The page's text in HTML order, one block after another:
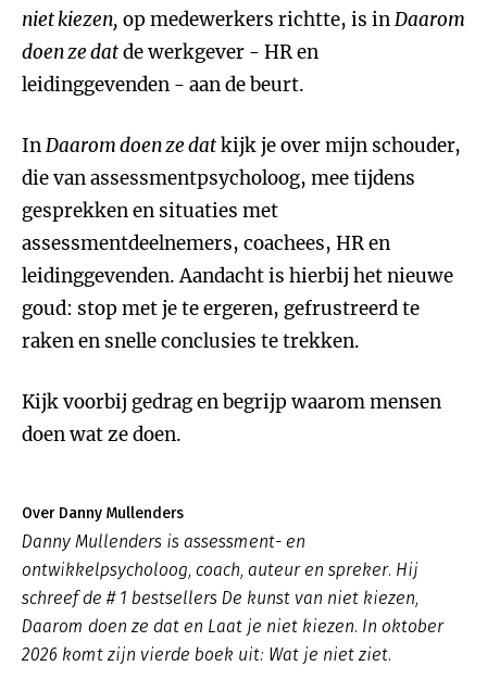
niet kiezen, op medewerkers richtte, is inDaarom
doen ze datde werkgever - HR en
leidinggevenden - aan de beurt.
InDaarom doen ze datkijk je over mijn schouder,
die van assessmentpsycholoog, mee tijdens
gesprekken en situaties met
assessmentdeelnemers, coachees, HR en
leidinggevenden. Aandacht is hierbij het nieuwe
goud: stop met je te ergeren, gefrustreerd te
raken en snelle conclusies te trekken.
Kijk voorbij gedrag en begrijp waarom mensen
doen wat ze doen.
Over Danny Mullenders
Danny Mullenders is assessment- en
ontwikkelpsycholoog, coach, auteur en spreker. Hij
schreef de # 1 bestsellers De kunst van niet kiezen,
Daarom doen ze dat en Laat je niet kiezen. In oktober
2026 komt zijn vierde boek uit: Wat je niet ziet.